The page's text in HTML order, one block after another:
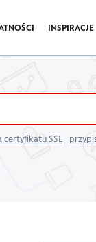
INSPIRACJE
SSL